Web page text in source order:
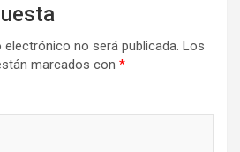
no será publicada. Los
marcados con *